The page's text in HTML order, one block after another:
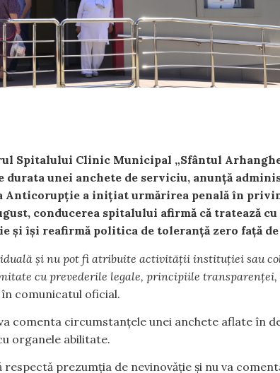
Spitalului Clinic Municipal „Sfântul
durata unei anchete de serviciu, anunță
Anticorupție a inițiat urmărirea penală în
conducerea spitalului afirmă că tratează cu
și își reafirmă politica de toleranță zero față de
și nu pot fi atribuite activității instituției sau
cu prevederile legale, principiile
în comunicatul oficial.
comenta circumstanțele unei anchete aflate în
organele abilitate.
prezumția de nevinovăție și nu va